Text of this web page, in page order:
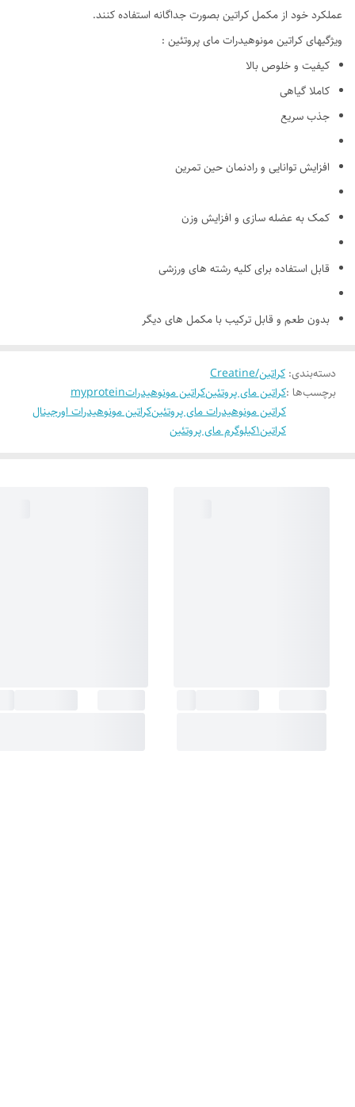
عملکرد خود از مکمل کراتین بصورت جداگانه استفاده کنند.
ویژگیهای کراتین مونوهیدرات مای پروتئین :
کیفیت و خلوص بالا
کاملا گیاهی
جذب سریع
افزایش توانایی و رادنمان حین تمرین
کمک به عضله سازی و افزایش وزن
قابل استفاده برای کلیه رشته های ورزشی
بدون طعم و قابل ترکیب با مکمل های دیگر
دسته‌بندی: کراتین/Creatine
برچسب‌ها :کراتین مای پروتئینکراتین مونوهیدراتmyprotein
کراتین مونوهیدرات مای پروتئینکراتین مونوهیدرات اورجینال
کراتین۱کیلوگرم مای پروتئین